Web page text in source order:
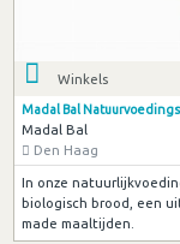
Winkels
Madal Bal
Madal Bal
Den Haag
In onze
biologisch brood, een
made maaltijden.